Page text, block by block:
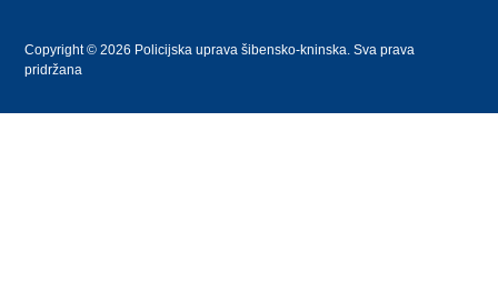
Copyright © 2026 Policijska uprava šibensko-kninska. Sva prava
pridržana